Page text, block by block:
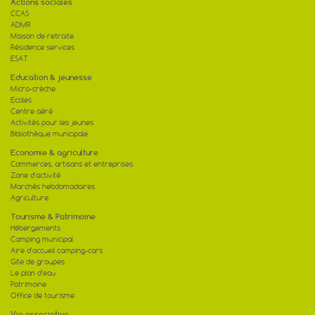
Actions sociales
CCAS
ADMR
Maison de retraite
Résidence services
ESAT
Education & jeunesse
Micro-crèche
Ecoles
Centre aéré
Activités pour les jeunes
Bibliothèque municipale
Economie & agriculture
Commerces, artisans et entreprises
Zone d'activité
Marchés hebdomadaires
Agriculture
Tourisme & Patrimoine
Hébergements
Camping municipal
Aire d'accueil camping-cars
Gite de groupes
Le plan d'eau
Patrimoine
Office de tourisme